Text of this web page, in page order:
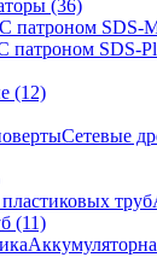
(36)
С патроном SDS-
патроном SDS-
(12)
Сетевые
(11)